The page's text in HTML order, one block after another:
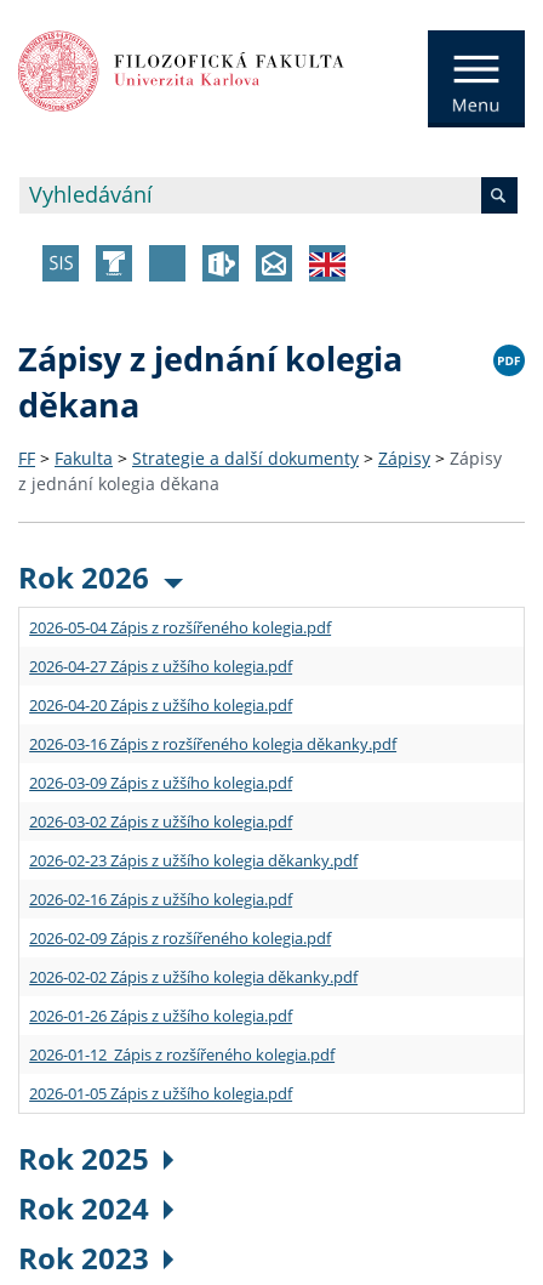
Zápisy z jednání kolegia
děkana
FF > Fakulta > Strategie a další dokumenty > Zápisy > Zápisy
z jednání kolegia děkana
Rok 2026
2026-05-04 Zápis z rozšířeného kolegia.pdf
2026-04-27 Zápis z užšího kolegia.pdf
2026-04-20 Zápis z užšího kolegia.pdf
2026-03-16 Zápis z rozšířeného kolegia děkanky.pdf
2026-03-09 Zápis z užšího kolegia.pdf
2026-03-02 Zápis z užšího kolegia.pdf
2026-02-23 Zápis z užšího kolegia děkanky.pdf
2026-02-16 Zápis z užšího kolegia.pdf
2026-02-09 Zápis z rozšířeného kolegia.pdf
2026-02-02 Zápis z užšího kolegia děkanky.pdf
2026-01-26 Zápis z užšího kolegia.pdf
2026-01-12 Zápis z rozšířeného kolegia.pdf
2026-01-05 Zápis z užšího kolegia.pdf
Rok 2025
Rok 2024
Rok 2023